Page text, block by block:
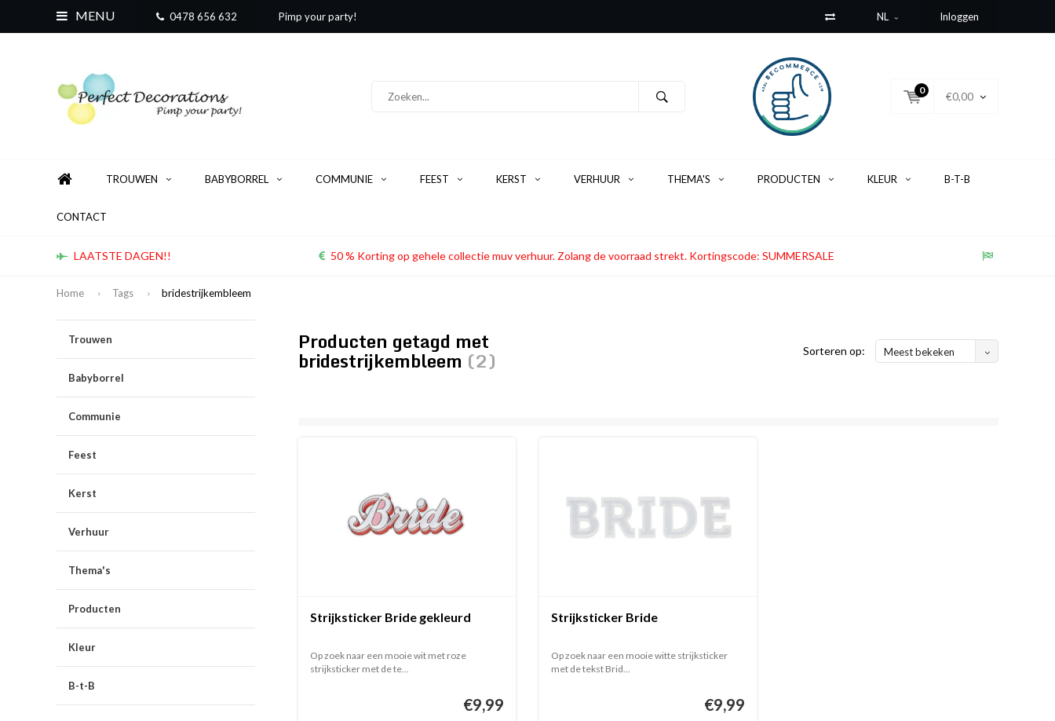
MENU 0478 656 632 Pimp your party! NL Inloggen
0
€0,00
TROUWEN BABYBORREL COMMUNIE FEEST KERST VERHUUR THEMA'S PRODUCTEN KLEUR B-T-B
CONTACT
LAATSTE DAGEN!! 50 % Korting op gehele collectie muv verhuur. Zolang de voorraad strekt. Kortingscode: SUMMERSALE
Home Tags bridestrijkembleem
Trouwen
Babyborrel
Communie
Feest
Kerst
Verhuur
Thema's
Producten
Kleur
B-t-B
Producten getagd met
bridestrijkembleem (2) Sorteren op: Meest bekeken
Strijksticker Bride gekleurd
Op zoek naar een mooie wit met roze
strijksticker met de te...
€9,99
Strijksticker Bride
Op zoek naar een mooie witte strijksticker
met de tekst Brid...
€9,99